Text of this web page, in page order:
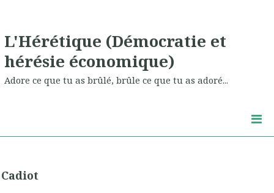
L'Hérétique (Démocratie et
hérésie économique)
Adore ce que tu as brûlé, brûle ce que tu as adoré...
Cadiot